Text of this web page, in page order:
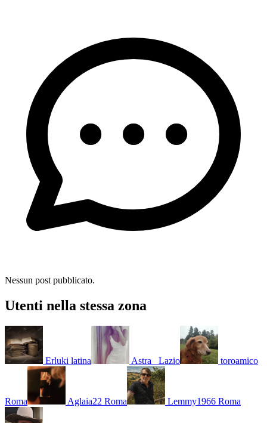
Nessun post pubblicato.
Utenti nella stessa zona
Erluki latina Astra_ Lazio toroamico
Roma Aglaia22 Roma Lemmy1966 Roma